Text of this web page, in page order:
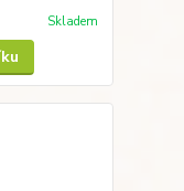
Skladem